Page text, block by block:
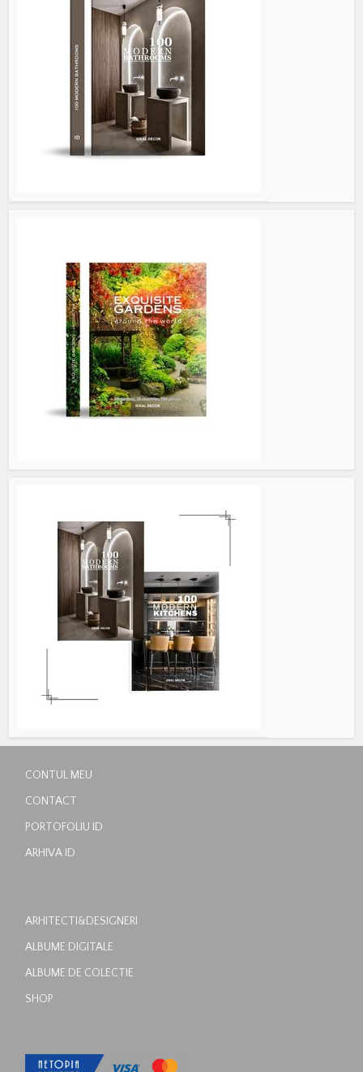
CONTUL MEU
CONTACT
PORTOFOLIU ID
ARHIVA ID
ARHITECTI&DESIGNERI
ALBUME DIGITALE
ALBUME DE COLECTIE
SHOP